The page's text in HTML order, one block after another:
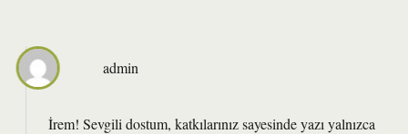
admin
İrem! Sevgili dostum, katkılarınız sayesinde yazı yalnızca